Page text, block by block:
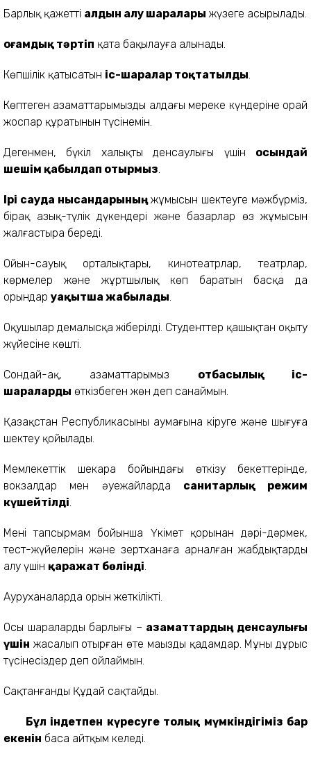
Барлық қажетті алдын алу шаралары жүзеге асырылады.
Қоғамдық тәртіп қатаң бақылауға алынады.
Көпшілік қатысатын іс-шаралар тоқтатылды
Көптеген азаматтарымыздың алдағы мереке күндеріне орай
жоспар құратынын түсінемін.
Дегенмен, бүкіл халықтың денсаулығы үшін осындай
шешім қабылдап отырмыз
Ірі сауда нысандарыныңжұмысын шектеуге мәжбүрміз,
бірақ азық-түлік дүкендері және базарлар өз жұмысын
жалғастыра береді.
Ойын-сауық орталықтары, кинотеатрлар, театрлар,
көрмелер және жұртшылық көп баратын басқа да
орындар уақытша жабылады
Оқушылар демалысқа жіберілді. Студенттер қашықтан оқыту
жүйесіне көшті.
Сондай-ақ, азаматтарымыз отбасылық іс-
шараларды өткізбеген жөн деп санаймын.
Қазақстан Республикасының аумағына кіруге және шығуға
шектеу қойылады.
Мемлекеттік шекара бойындағы өткізу бекеттерінде,
вокзалдар мен әуежайларда санитарлық режим
күшейтілді
Менің тапсырмам бойынша Үкімет қорынан дәрі-дәрмек,
тест-жүйелерін және зертханаға арналған жабдықтарды
алу үшін қаражат бөлінді
Ауруханаларда орын жеткілікті.
Осы шаралардың барлығы – азаматтардың денсаулығы
үшін жасалып отырған өте маңызды қадамдар. Мұны дұрыс
түсінесіздер деп ойлаймын.
Сақтанғанды Құдай сақтайды.
Бұл індетпен күресуге толық мүмкіндігіміз бар
екенін баса айтқым келеді.